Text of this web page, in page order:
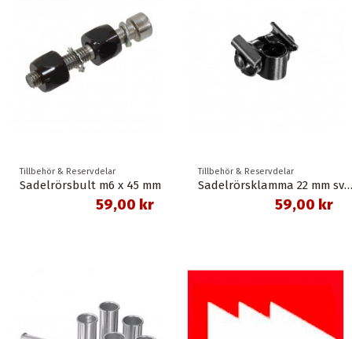
Tillbehör & Reservdelar
Sadelrörsbult m6 x 45 mm
59,00 kr
Tillbehör & Reservdelar
Sadelrörsklamma 22 mm svart
59,00 kr